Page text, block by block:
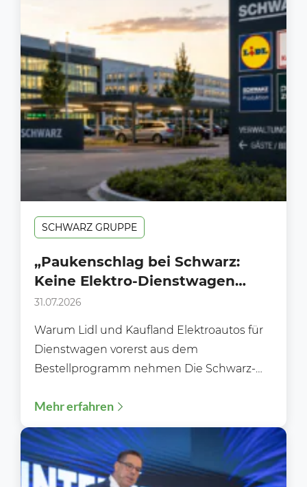
SCHWARZ GRUPPE
„Paukenschlag bei Schwarz:
Keine Elektro-Dienstwagen
mehr für Lidl und Kaufland in
31.07.2026
Warum Lidl und Kaufland Elektroautos für
Dienstwagen vorerst aus dem
Bestellprogramm nehmen Die Schwarz-
Während Unternehmen in ganz...
Mehr erfahren